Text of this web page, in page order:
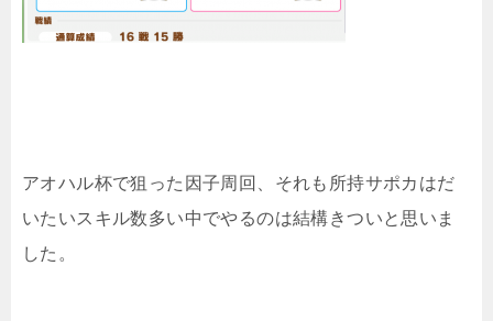
アオハル杯で狙った因子周回、それも所持サポカはだ
いたいスキル数多い中でやるのは結構きついと思いま
した。